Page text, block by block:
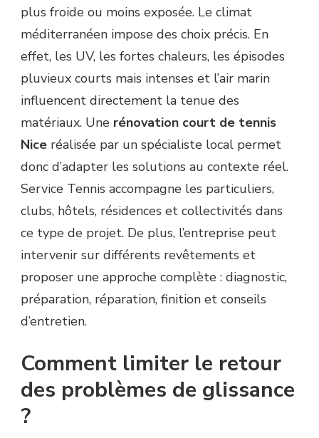
plus froide ou moins exposée. Le climat
méditerranéen impose des choix précis. En
effet, les UV, les fortes chaleurs, les épisodes
pluvieux courts mais intenses et l’air marin
influencent directement la tenue des
matériaux. Une rénovation court de tennis
Nice réalisée par un spécialiste local permet
donc d’adapter les solutions au contexte réel.
Service Tennis accompagne les particuliers,
clubs, hôtels, résidences et collectivités dans
ce type de projet. De plus, l’entreprise peut
intervenir sur différents revêtements et
proposer une approche complète : diagnostic,
préparation, réparation, finition et conseils
d’entretien.
Comment limiter le retour
des problèmes de glissance
?